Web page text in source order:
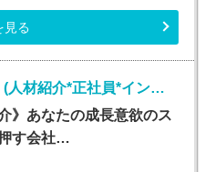
見る
SE（システムエンジニア）(人材紹介*正社員*インフラエンジニア業務*勤務地多数!!)
》あなたの成長意欲のス
す会社…